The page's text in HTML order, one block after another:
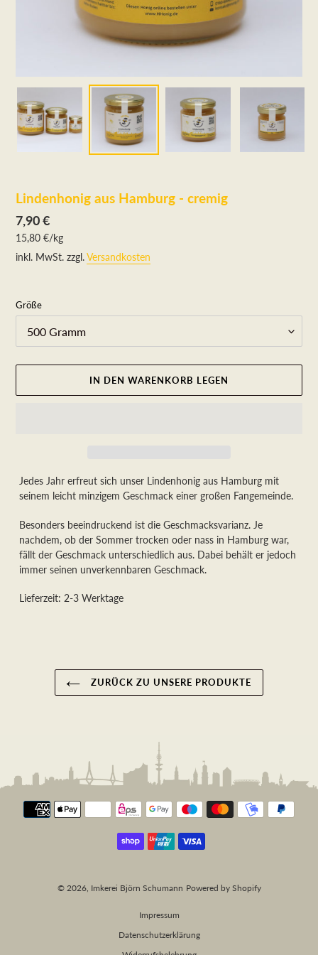
Lindenhonig aus Hamburg - cremig
Normaler
Preis
7,90 €
Einzelpreis
15,80 €/pro
kg
inkl. MwSt. zzgl.Versandkosten
Größe
IN DEN WARENKORB LEGEN
Produkt
wird
Warenkorb
hinzugefügt
Jedes Jahr erfreut sich unser Lindenhonig aus Hamburg mit
seinem leicht minzigem Geschmack einer großen Fangemeinde.
Besonders beeindruckend ist die Geschmacksvarianz. Je
nachdem, ob der Sommer trocken oder nass in Hamburg war,
fällt der Geschmack unterschiedlich aus. Dabei behält er jedoch
immer seinen unverkennbaren Geschmack.
Lieferzeit: 2-3 Werktage
ZURÜCK ZU UNSERE PRODUKTE
Zahlungsmethoden
© 2026, Imkerei Björn Schumann Powered by Shopify
Impressum
Datenschutzerklärung